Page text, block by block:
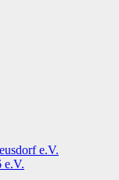
e.V.
e.V.